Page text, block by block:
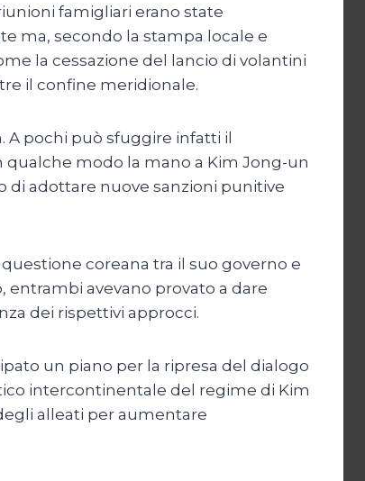
famigliari erano state
ma, secondo la stampa locale e
la cessazione del lancio di volantini
il confine meridionale.
A pochi può sfuggire infatti il
modo la mano a Kim Jong-un
di adottare nuove sanzioni punitive
coreana tra il suo governo e
entrambi avevano provato a dare
dei rispettivi approcci.
un piano per la ripresa del dialogo
intercontinentale del regime di Kim
alleati per aumentare